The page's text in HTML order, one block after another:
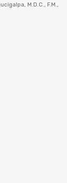
M.D.C., F.M.,